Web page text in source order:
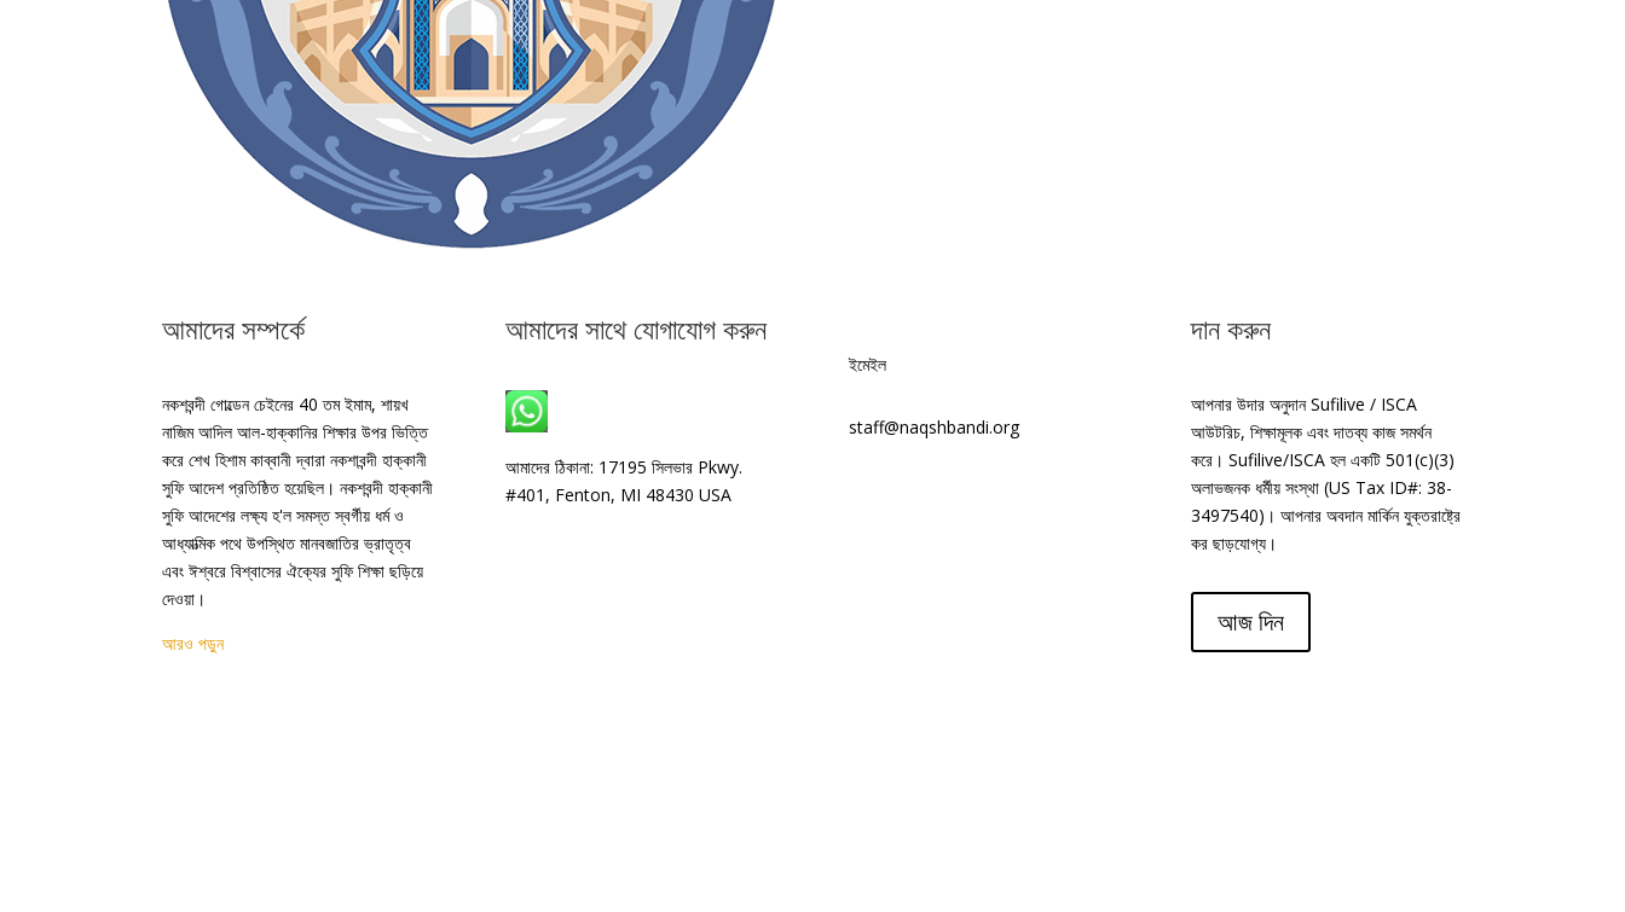
আমাদের সম্পর্কে
নকশবন্দী গোল্ডেন চেইনের 40 তম ইমাম, শায়খ
নাজিম আদিল আল-হাক্কানির শিক্ষার উপর ভিত্তি
করে শেখ হিশাম কাব্বানী দ্বারা নকশাবন্দী হাক্কানী
সুফি আদেশ প্রতিষ্ঠিত হয়েছিল। নকশবন্দী হাক্কানী
সুফি আদেশের লক্ষ্য হ'ল সমস্ত স্বর্গীয় ধর্ম ও
আধ্যাত্মিক পথে উপস্থিত মানবজাতির ভ্রাতৃত্ব
এবং ঈশ্বরে বিশ্বাসের ঐক্যের সুফি শিক্ষা ছড়িয়ে
দেওয়া।
আরও পড়ুন
আমাদের সাথে যোগাযোগ করুন
হোয়াটসঅ্যাপ: +1 240-499-5704
আমাদের ঠিকানা: 17195 সিলভার Pkwy.
#401, Fenton, MI 48430 USA
ইমেইল
staff@naqshbandi.org
দান করুন
আপনার উদার অনুদান Sufilive / ISCA
আউটরিচ, শিক্ষামূলক এবং দাতব্য কাজ সমর্থন
করে। Sufilive/ISCA হল একটি 501(c)(3)
অলাভজনক ধর্মীয় সংস্থা (US Tax ID#: 38-
3497540)। আপনার অবদান মার্কিন যুক্তরাষ্ট্রে
কর ছাড়যোগ্য।
আজ দিন